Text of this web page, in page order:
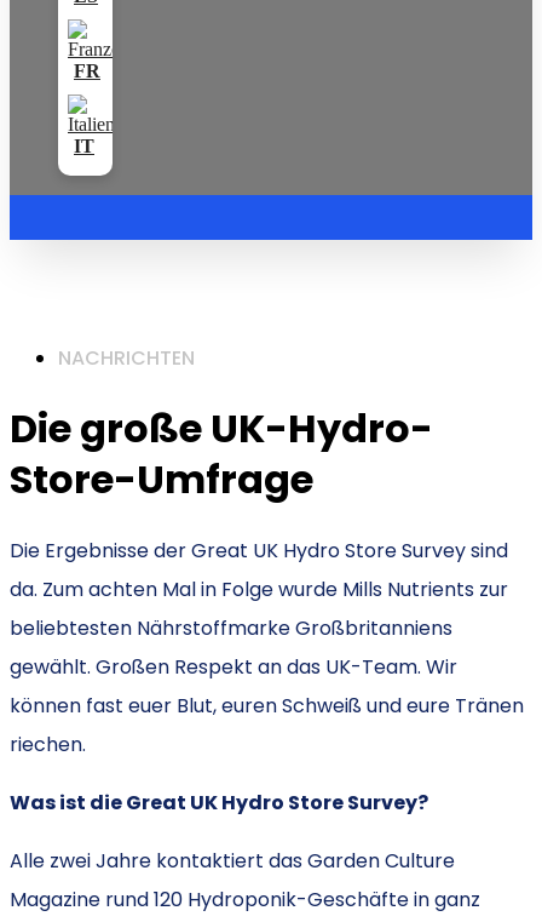
NACHRICHTEN
Die große UK-Hydro-
Store-Umfrage
Die Ergebnisse der Great UK Hydro Store Survey sind
da. Zum achten Mal in Folge wurde Mills Nutrients zur
beliebtesten Nährstoffmarke Großbritanniens
gewählt. Großen Respekt an das UK-Team. Wir
können fast euer Blut, euren Schweiß und eure Tränen
riechen.
Was ist die Great UK Hydro Store Survey?
Alle zwei Jahre kontaktiert das Garden Culture
Magazine rund 120 Hydroponik-Geschäfte in ganz